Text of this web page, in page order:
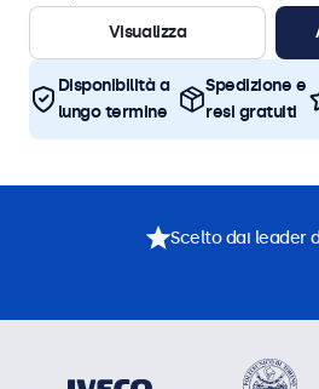
Visualizza
Disponibilità a
lungo termine
Spedizione e
resi gratuiti
Scelto dai leader